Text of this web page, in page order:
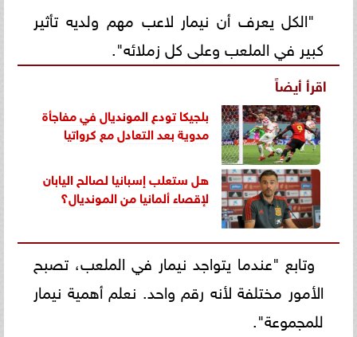
"الكل يعرف أن نيمار لاعب مهم ولديه تأثير
كبير في الملعب وعلى كل زملائه".
اقرأ أيضاً
بلجيكا تودع المونديال في مفاجأة
مدوية بعد التعادل مع كرواتيا
هل ستعلب إسبانيا لصالح اليابان
لإقصاء ألمانيا من المونديال؟
وتابع "عندما يتواجد نيمار في الملعب، تصبح
الأمور مختلفة لأنه رقم واحد. نعلم أهمية نيمار
للمجموعة".